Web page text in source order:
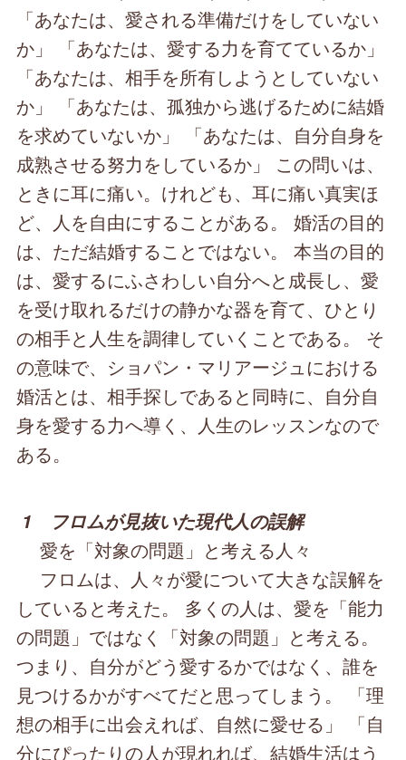
「あなたは、愛される準備だけをしていない
か」 「あなたは、愛する力を育てているか」
「あなたは、相手を所有しようとしていない
か」 「あなたは、孤独から逃げるために結婚
を求めていないか」 「あなたは、自分自身を
成熟させる努力をしているか」 この問いは、
ときに耳に痛い。けれども、耳に痛い真実ほ
ど、人を自由にすることがある。 婚活の目的
は、ただ結婚することではない。 本当の目的
は、愛するにふさわしい自分へと成長し、愛
を受け取れるだけの静かな器を育て、ひとり
の相手と人生を調律していくことである。 そ
の意味で、ショパン・マリアージュにおける
婚活とは、相手探しであると同時に、自分自
身を愛する力へ導く、人生のレッスンなので
ある。
1 フロムが見抜いた現代人の誤解
愛を「対象の問題」と考える人々
フロムは、人々が愛について大きな誤解を
していると考えた。 多くの人は、愛を「能力
の問題」ではなく「対象の問題」と考える。
つまり、自分がどう愛するかではなく、誰を
見つけるかがすべてだと思ってしまう。 「理
想の相手に出会えれば、自然に愛せる」 「自
分にぴったりの人が現れれば、結婚生活はう